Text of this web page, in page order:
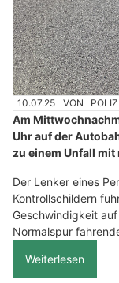
10.07.25 VON
Am
Uhr auf der
zu einem Unfall
Der Lenker eines
Kontrollschildern
Geschwindigkeit
Normalspur
Weiterlesen